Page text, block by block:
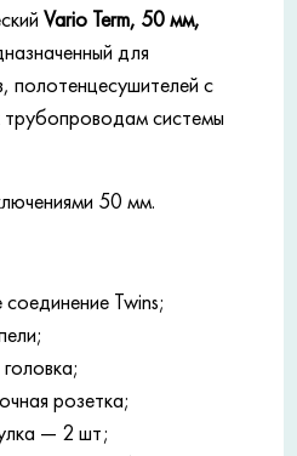
Vario Term, 50 мм,
для
полотенцесушителей с
системы
50 мм.
Twins;
розетка;
— 2 шт;